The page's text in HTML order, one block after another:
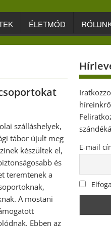
ÉLETMÓD
szálláshelyek,
tábor újult meg
készültek el,
és
teremtenek a
A mostani
Ebben az
E-mail